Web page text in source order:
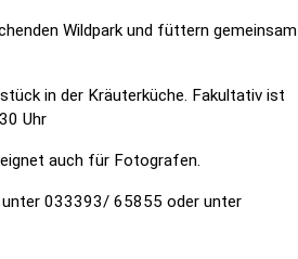
Wildpark und füttern gemeinsam
in der Kräuterküche. Fakultativ ist
Uhr
auch für Fotografen.
unter 033393/ 65855 oder unter